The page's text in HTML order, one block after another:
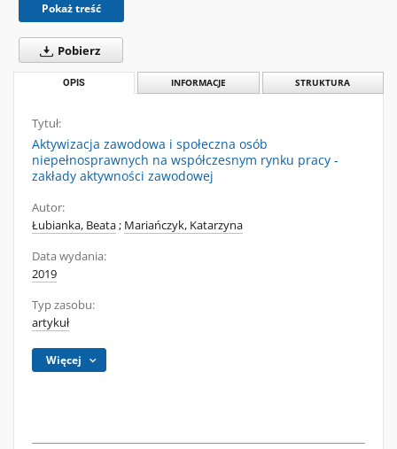
Pokaż treść
Pobierz
OPIS INFORMACJE STRUKTURA
Tytuł:
Aktywizacja zawodowa i społeczna osób
niepełnosprawnych na współczesnym rynku pracy -
zakłady aktywności zawodowej
Autor:
Łubianka, Beata; Mariańczyk, Katarzyna
Data wydania:
2019
Typ zasobu:
artykuł
Więcej